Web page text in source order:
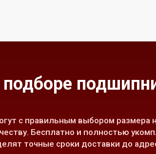
с правильным выбором размера
Бесплатно и полностью
точные сроки доставки до